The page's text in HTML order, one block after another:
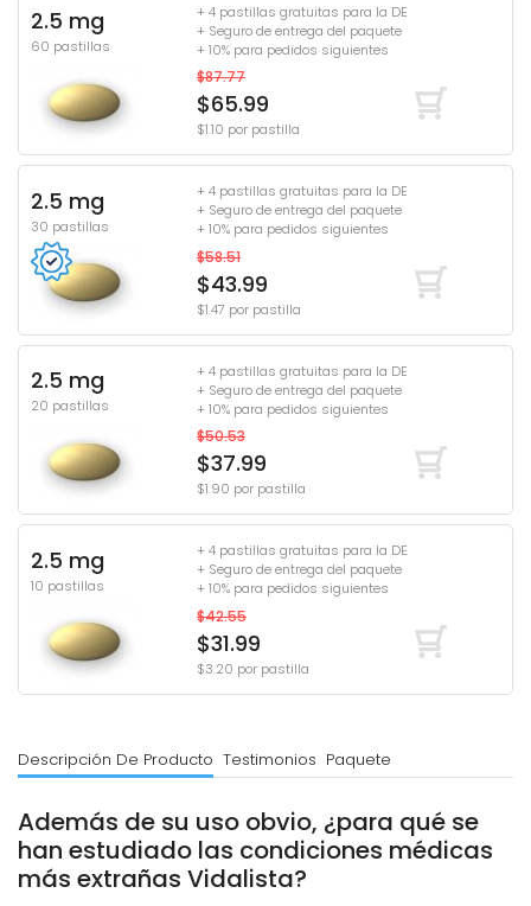
2.5 mg
60 pastillas
+ 4 pastillas gratuitas para la DE
+ Seguro de entrega del paquete
+ 10% para pedidos siguientes
$87.77
$65.99
$1.10 por pastilla
2.5 mg
30 pastillas
+ 4 pastillas gratuitas para la DE
+ Seguro de entrega del paquete
+ 10% para pedidos siguientes
$58.51
$43.99
$1.47 por pastilla
2.5 mg
20 pastillas
+ 4 pastillas gratuitas para la DE
+ Seguro de entrega del paquete
+ 10% para pedidos siguientes
$50.53
$37.99
$1.90 por pastilla
2.5 mg
10 pastillas
+ 4 pastillas gratuitas para la DE
+ Seguro de entrega del paquete
+ 10% para pedidos siguientes
$42.55
$31.99
$3.20 por pastilla
Descripción De Producto Testimonios Paquete
Además de su uso obvio, ¿para qué se
han estudiado las condiciones médicas
más extrañas Vidalista?